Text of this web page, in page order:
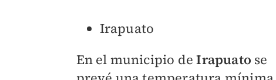
Irapuato
En el municipio deIrapuato se